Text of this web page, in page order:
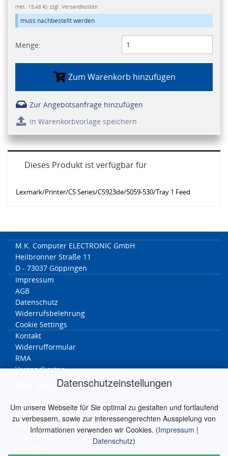
Datenschutzeinstellungen
Um unsere Webseite für Sie optimal zu gestalten und fortlaufend
zu verbessern, sowie zur interessengerechten Ausspielung von
Informationen verwenden wir Cookies. (Impressum |
Datenschutz)
(net. 15,48 €) zzgl. Versandkosten
muss nachbestellt werden
Menge:
Zum Warenkorb hinzufügen
Zur Angebotsanfrage hinzufügen
In Warenkorbvorlage speichern
Dieses Produkt ist verfügbar für
Lexmark/Printer/CS Series/CS923de/5059-530/Tray 1 Feed
M.K. Computer ELECTRONIC GmbH
Heilbronner Straße 11
D - 73037 Göppingen
Impressum
AGB
Datenschutz
Widerrufsbelehrung
Cookie Settings
Kontakt
Widerrufformular
RMA
Versandkosten
MK worldwide
Deutschland
Italien
Österreich